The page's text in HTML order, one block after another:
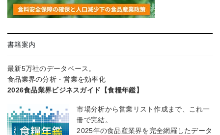
書籍案内
最新5万社のデータベース。
食品業界の分析・営業を効率化
2026食品業界ビジネスガイド【食糧年鑑】
市場分析から営業リスト作成まで、これ一
冊で完結。
2025年の食品産業界を完全網羅したデータ